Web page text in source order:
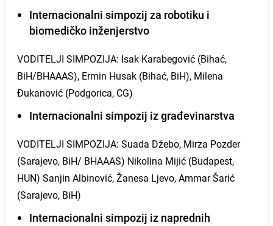
Internacionalni simpozij za robotiku i
biomedičko inženjerstvo
VODITELJI SIMPOZIJA: Isak Karabegović (Bihać,
BiH/BHAAAS), Ermin Husak (Bihać, BiH), Milena
Đukanović (Podgorica, CG)
Internacionalni simpozij iz građevinarstva
VODITELJI SIMPOZIJA: Suada Džebo, Mirza Pozder
(Sarajevo, BiH/ BHAAAS) Nikolina Mijić (Budapest,
HUN) Sanjin Albinović, Žanesa Ljevo, Ammar Šarić
(Sarajevo, BiH)
Internacionalni simpozij iz naprednih